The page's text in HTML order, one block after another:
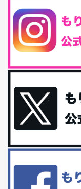
腸内環境を整えること
は思っています。 ヒ
iHerb特大セール終了
最近お風呂上がりの炭
今回は、最近毎回定
礼品トップ５を紹介し
更年期を穏やかに乗
アラフィフからの体
といった更年期症状は
白髪・美容・免疫力
リーブオイルorごま油